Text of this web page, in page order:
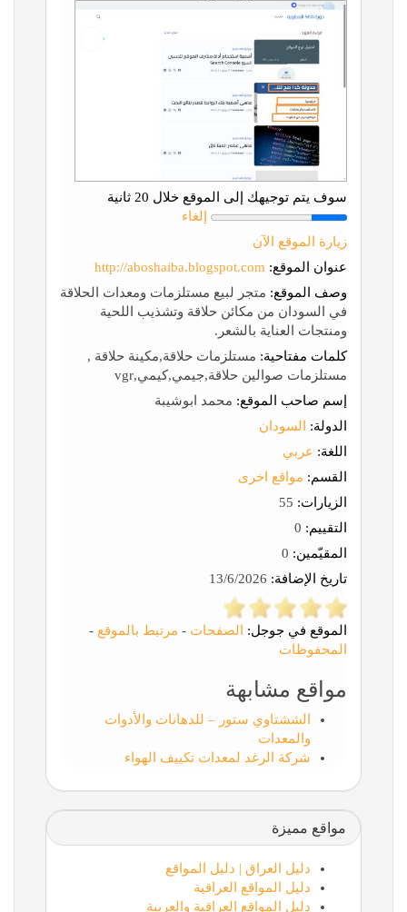
سوف يتم توجيهك إلى الموقع خلال 20 ثانية
إلغاء
زيارة الموقع الآن
عنوان الموقع: http://aboshaiba.blogspot.com
وصف الموقع: متجر لبيع مستلزمات ومعدات الحلاقة
في السودان من مكائن حلاقة وتشذيب اللحية
ومنتجات العناية بالشعر.
كلمات مفتاحية: مستلزمات حلاقة,مكينة حلاقة ,
مستلزمات صوالين حلاقة,جيمي,كيمي,vgr
إسم صاحب الموقع: محمد ابوشيبة
الدولة:
السودان
اللغة: عربي
القسم: مواقع اخرى
الزيارات:
التقييم:
المقيّمين:
تاريخ الإضافة:
الموقع في جوجل: الصفحات - مرتبط بالموقع -
المحفوظات
مواقع مشابهة
الششتاوي ستور – للدهانات والأدوات
والمعدات
شركة الرغد لمعدات تكييف الهواء
مواقع مميزة
دليل العراق | دليل المواقع
دليل المواقع العراقية
دليل المواقع العراقية والعربية